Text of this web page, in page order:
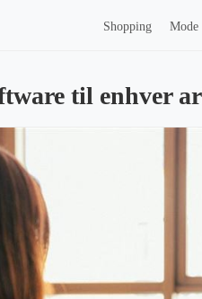
Shopping Mode
til enhver